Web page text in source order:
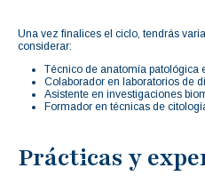
Una vez finalices el ciclo, tendrás
considerar:
Técnico de anatomía patológica
Colaborador en laboratorios de
Asistente en investigaciones
Formador en técnicas de
Prácticas y